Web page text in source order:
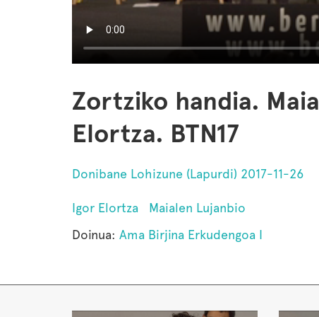
Zortziko handia.
Elortza. BTN17
Donibane Lohizune (Lapurdi) 2017-11-26
Igor Elortza
Maialen Lujanbio
Doinua: Ama Birjina Erkudengoa I